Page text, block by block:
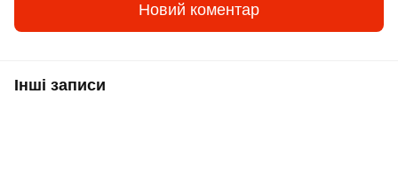
Новий коментар
Інші записи